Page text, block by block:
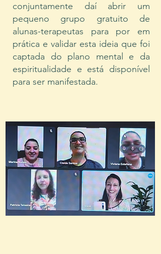
conjuntamente daí abrir um
pequeno grupo gratuito de
alunas-terapeutas para por em
prática e validar esta ideia que foi
captada do plano mental e da
espiritualidade e está disponível
para ser manifestada.